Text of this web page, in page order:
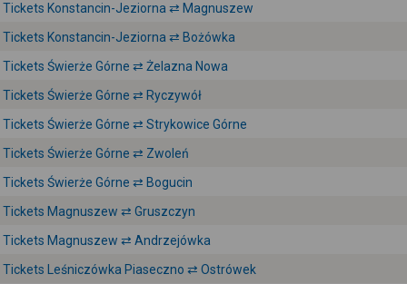
Tickets Konstancin-Jeziorna ⇄ Magnuszew
Tickets Konstancin-Jeziorna ⇄ Bożówka
Tickets Świerże Górne ⇄ Żelazna Nowa
Tickets Świerże Górne ⇄ Ryczywół
Tickets Świerże Górne ⇄ Strykowice Górne
Tickets Świerże Górne ⇄ Zwoleń
Tickets Świerże Górne ⇄ Bogucin
Tickets Magnuszew ⇄ Gruszczyn
Tickets Magnuszew ⇄ Andrzejówka
Tickets Leśniczówka Piaseczno ⇄ Ostrówek